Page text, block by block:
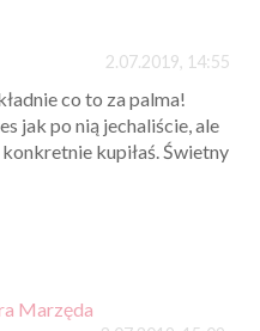
2.07.2019, 14:55
co to za palma!
jak po nią jechaliście, ale
kupiłaś. Świetny
Marzęda